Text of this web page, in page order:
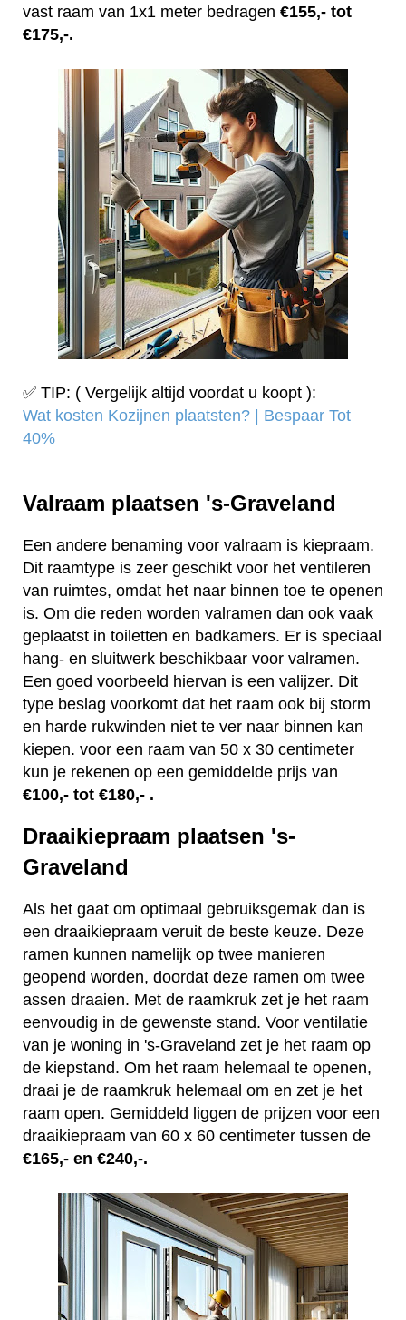
vast raam van 1x1 meter bedragen €155,- tot
€175,-.
✅ TIP: ( Vergelijk altijd voordat u koopt ):
Wat kosten Kozijnen plaatsten? | Bespaar Tot
40%‎
Valraam plaatsen 's-Graveland
Een andere benaming voor valraam is kiepraam.
Dit raamtype is zeer geschikt voor het ventileren
van ruimtes, omdat het naar binnen toe te openen
is. Om die reden worden valramen dan ook vaak
geplaatst in toiletten en badkamers. Er is speciaal
hang- en sluitwerk beschikbaar voor valramen.
Een goed voorbeeld hiervan is een valijzer. Dit
type beslag voorkomt dat het raam ook bij storm
en harde rukwinden niet te ver naar binnen kan
kiepen. voor een raam van 50 x 30 centimeter
kun je rekenen op een gemiddelde prijs van
€100,- tot €180,- .
Draaikiepraam plaatsen 's-
Graveland
Als het gaat om optimaal gebruiksgemak dan is
een draaikiepraam veruit de beste keuze. Deze
ramen kunnen namelijk op twee manieren
geopend worden, doordat deze ramen om twee
assen draaien. Met de raamkruk zet je het raam
eenvoudig in de gewenste stand. Voor ventilatie
van je woning in 's-Graveland zet je het raam op
de kiepstand. Om het raam helemaal te openen,
draai je de raamkruk helemaal om en zet je het
raam open. Gemiddeld liggen de prijzen voor een
draaikiepraam van 60 x 60 centimeter tussen de
€165,- en €240,-.